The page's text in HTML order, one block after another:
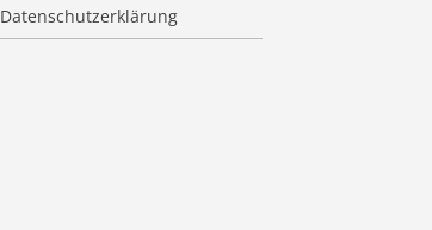
Datenschutzerklärung